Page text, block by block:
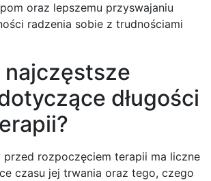
oraz lepszemu przyswajaniu
radzenia sobie z trudnościami
najczęstsze
długości
przed rozpoczęciem terapii ma liczne
czasu jej trwania oraz tego, czego